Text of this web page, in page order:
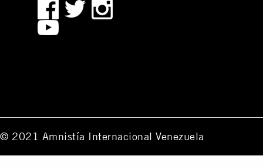
© 2021 Amnistía Internacional Venezuela